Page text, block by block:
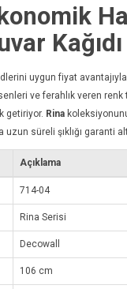
Kağıdı
uygun fiyat
ve ferahlık veren renk
getiriyor. Rina
uzun süreli şıklığı garanti
Açıklama
714-04
Rina Serisi
Decowall
106 cm